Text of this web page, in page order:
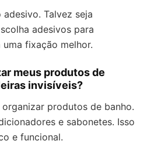
Talvez seja
adesivos para
fixação melhor.
meus produtos de
invisíveis?
produtos de banho.
e sabonetes. Isso
e funcional.